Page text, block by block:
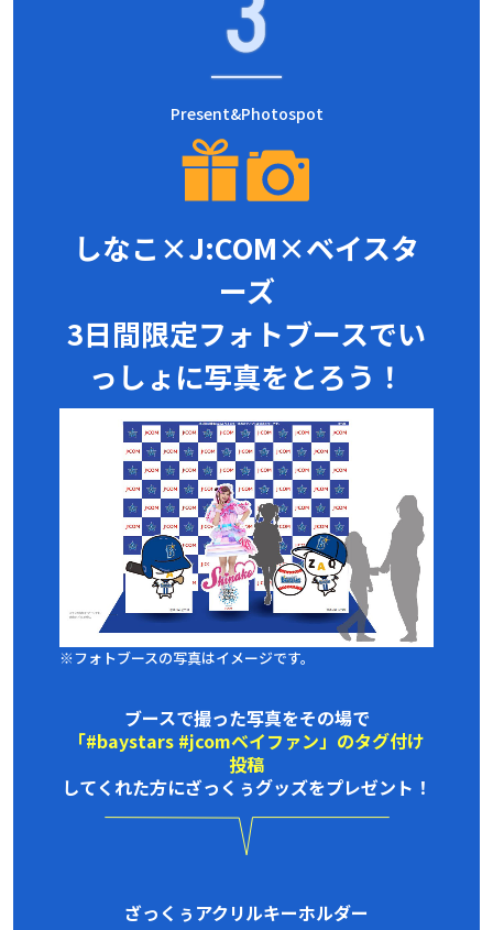
Present&Photospot
しなこ×J:COM×ベイスタ
ーズ
3日間限定フォトブースでい
っしょに写真をとろう！
※フォトブースの写真はイメージです。
ブースで撮った写真をその場で
「#baystars #jcomベイファン」のタグ付け
投稿
してくれた方にざっくぅグッズをプレゼント！
ざっくぅアクリルキーホルダー